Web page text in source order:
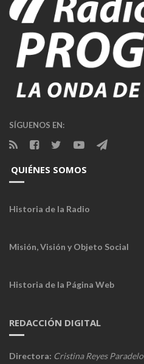
SÍGUENOS EN:
QUIÉNES SOMOS
Historia de la Radio
Misión, Visión y Objeto Social
Historia de la Página Web
REDACCIÓN DIGITAL
Directora: Cristina Reyes Paradelo